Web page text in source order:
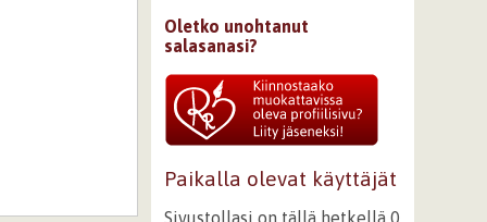
Oletko unohtanut
salasanasi?
Paikalla olevat käyttäjät
Sivustollasi on tällä hetkellä 0